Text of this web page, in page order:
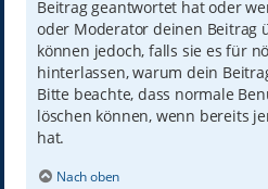
Beitrag geantwortet hat oder
oder Moderator deinen Beitrag
können jedoch, falls sie es für
hinterlassen, warum dein
Bitte beachte, dass normale
löschen können, wenn bereits
hat.
Nach oben